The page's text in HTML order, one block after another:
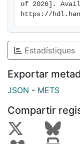
of 2026].
https://
Estadístiques
Exportar
JSON - METS
Compartir